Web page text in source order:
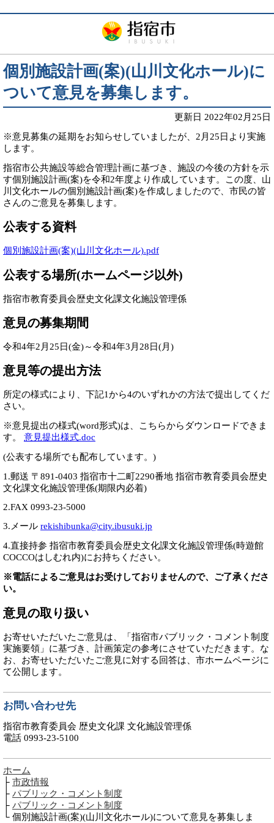
個別施設計画(案)(山川文化ホール)に
ついて意見を募集します。
更新日 2022年02月25日
※意見募集の延期をお知らせしていましたが、2月25日より実施
します。
指宿市公共施設等総合管理計画に基づき、施設の今後の方針を示
す個別施設計画(案)を令和2年度より作成しています。この度、山
川文化ホールの個別施設計画(案)を作成しましたので、市民の皆
さんのご意見を募集します。
公表する資料
個別施設計画(案)(山川文化ホール).pdf
公表する場所(ホームページ以外)
指宿市教育委員会歴史文化課文化施設管理係
意見の募集期間
令和4年2月25日(金)～令和4年3月28日(月)
意見等の提出方法
所定の様式により、下記1から4のいずれかの方法で提出してくだ
さい。
※意見提出の様式(word形式)は、こちらからダウンロードできま
す。 意見提出様式.doc
(公表する場所でも配布しています。)
1.郵送 〒891-0403 指宿市十二町2290番地 指宿市教育委員会歴史
文化課文化施設管理係(期限内必着)
2.FAX 0993-23-5000
3.メール rekishibunka@city.ibusuki.jp
4.直接持参 指宿市教育委員会歴史文化課文化施設管理係(時遊館
COCCOはしむれ内)にお持ちください。
※電話によるご意見はお受けしておりませんので、ご了承くださ
い。
意見の取り扱い
お寄せいただいたご意見は、「指宿市パブリック・コメント制度
実施要領」に基づき、計画策定の参考にさせていただきます。な
お、お寄せいただいたご意見に対する回答は、市ホームページに
て公開します。
お問い合わせ先
指宿市教育委員会 歴史文化課 文化施設管理係
電話 0993-23-5100
ホーム
├ 市政情報
├ パブリック・コメント制度
├ パブリック・コメント制度
└ 個別施設計画(案)(山川文化ホール)について意見を募集しま